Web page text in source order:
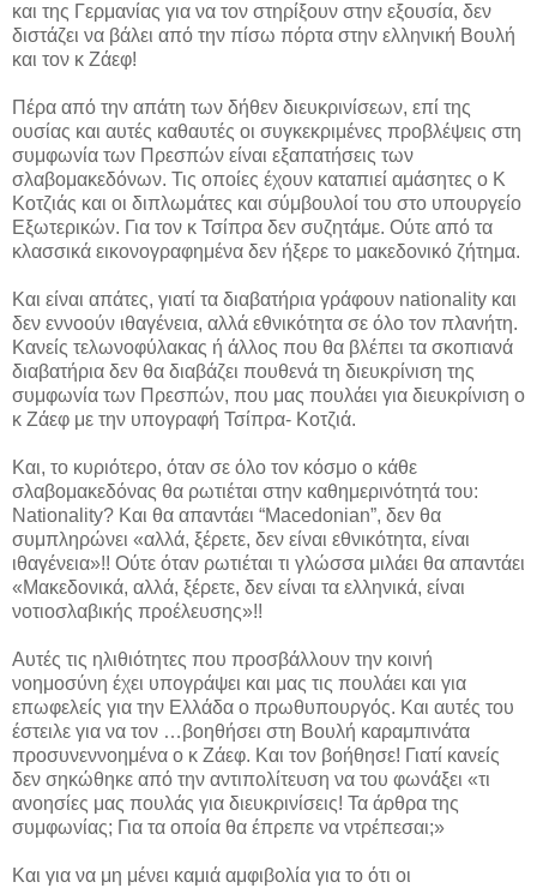
και της Γερμανίας για να τον στηρίξουν στην εξουσία, δεν
διστάζει να βάλει από την πίσω πόρτα στην ελληνική Βουλή
και τον κ Ζάεφ!
Πέρα από την απάτη των δήθεν διευκρινίσεων, επί της
ουσίας και αυτές καθαυτές οι συγκεκριμένες προβλέψεις στη
συμφωνία των Πρεσπών είναι εξαπατήσεις των
σλαβομακεδόνων. Τις οποίες έχουν καταπιεί αμάσητες ο Κ
Κοτζιάς και οι διπλωμάτες και σύμβουλοί του στο υπουργείο
Εξωτερικών. Για τον κ Τσίπρα δεν συζητάμε. Ούτε από τα
κλασσικά εικονογραφημένα δεν ήξερε το μακεδονικό ζήτημα.
Και είναι απάτες, γιατί τα διαβατήρια γράφουν nationality και
δεν εννοούν ιθαγένεια, αλλά εθνικότητα σε όλο τον πλανήτη.
Κανείς τελωνοφύλακας ή άλλος που θα βλέπει τα σκοπιανά
διαβατήρια δεν θα διαβάζει πουθενά τη διευκρίνιση της
συμφωνία των Πρεσπών, που μας πουλάει για διευκρίνιση ο
κ Ζάεφ με την υπογραφή Τσίπρα- Κοτζιά.
Και, το κυριότερο, όταν σε όλο τον κόσμο ο κάθε
σλαβομακεδόνας θα ρωτιέται στην καθημερινότητά του:
Nationality? Και θα απαντάει “Macedonian”, δεν θα
συμπληρώνει «αλλά, ξέρετε, δεν είναι εθνικότητα, είναι
ιθαγένεια»!! Ούτε όταν ρωτιέται τι γλώσσα μιλάει θα απαντάει
«Μακεδονικά, αλλά, ξέρετε, δεν είναι τα ελληνικά, είναι
νοτιοσλαβικής προέλευσης»!!
Αυτές τις ηλιθιότητες που προσβάλλουν την κοινή
νοημοσύνη έχει υπογράψει και μας τις πουλάει και για
επωφελείς για την Ελλάδα ο πρωθυπουργός. Και αυτές του
έστειλε για να τον …βοηθήσει στη Βουλή καραμπινάτα
προσυνεννοημένα ο κ Ζάεφ. Και τον βοήθησε! Γιατί κανείς
δεν σηκώθηκε από την αντιπολίτευση να του φωνάξει «τι
ανοησίες μας πουλάς για διευκρινίσεις! Τα άρθρα της
συμφωνίας; Για τα οποία θα έπρεπε να ντρέπεσαι;»
Και για να μη μένει καμιά αμφιβολία για το ότι οι